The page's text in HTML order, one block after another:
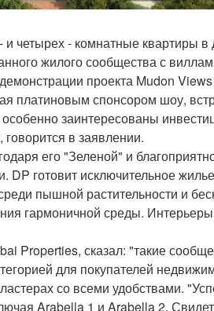
четырех - комнатные квартиры в
жилого сообщества с
проекта Mudon
платиновым спонсором шоу,
заинтересованы
в заявлении.
его "Зеленой" и
готовит исключительное
пышной растительности и
гармоничной среды.
Properties, сказал: "такие
для покупателей
со всеми удобствами.
Arabella 1 и Arabella 2,